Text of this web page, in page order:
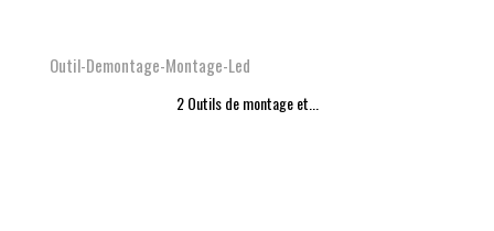
Outil-Demontage-Montage-Led
2 Outils de montage et...